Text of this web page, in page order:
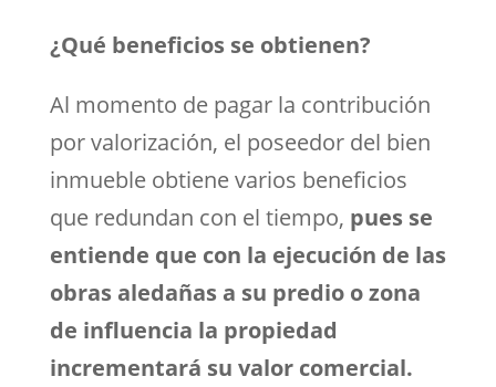
¿Qué beneficios se obtienen?
Al momento de pagar la contribución
por valorización, el poseedor del bien
inmueble obtiene varios beneficios
que redundan con el tiempo, pues se
entiende que con la ejecución de las
obras aledañas a su predio o zona
de influencia la propiedad
incrementará su valor comercial.